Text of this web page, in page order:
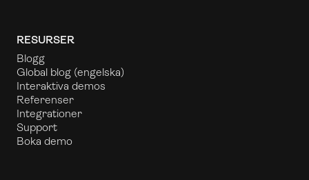
RESURSER
Blogg
Global blog (engelska)
Interaktiva demos
Referenser
Integrationer
Support
Boka demo